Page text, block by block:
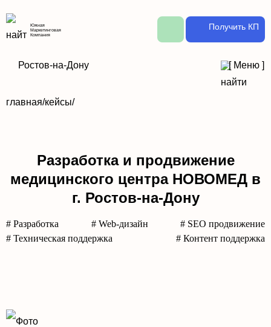
Южная
Маркетинговая
Компания
Получить КП
Ростов-на-Дону [ Меню ]
главная/кейсы/
Разработка и продвижение
медицинского центра НОВОМЕД в
г. Ростов-на-Дону
# Разработка # Web-дизайн
# SEO продвижение
# Техническая поддержка
# Контент поддержка